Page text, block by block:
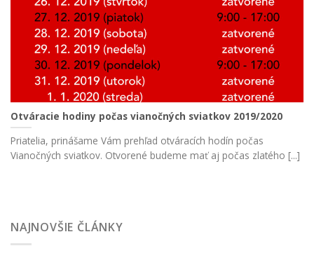
Otváracie hodiny počas vianočných sviatkov 2019/2020
Priatelia, prinášame Vám prehľad otváracích hodín počas
Vianočných sviatkov. Otvorené budeme mať aj počas zlatého [...]
NAJNOVŠIE ČLÁNKY